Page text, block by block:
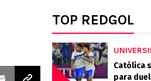
TOP REDGOL
Católica
para